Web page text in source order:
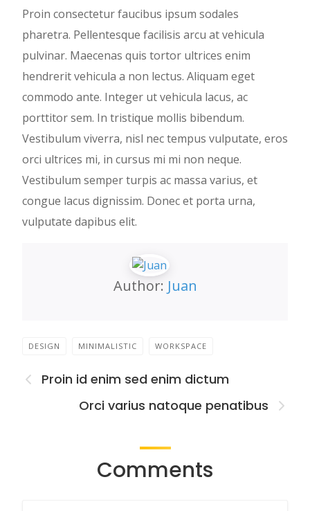
Proin consectetur faucibus ipsum sodales
pharetra. Pellentesque facilisis arcu at vehicula
pulvinar. Maecenas quis tortor ultrices enim
hendrerit vehicula a non lectus. Aliquam eget
commodo ante. Integer ut vehicula lacus, ac
porttitor sem. In tristique mollis bibendum.
Vestibulum viverra, nisl nec tempus vulputate, eros
orci ultrices mi, in cursus mi mi non neque.
Vestibulum semper turpis ac massa varius, et
congue lacus dignissim. Donec et porta urna,
vulputate dapibus elit.
Author: Juan
DESIGN MINIMALISTIC WORKSPACE
Proin id enim sed enim dictum
Orci varius natoque penatibus
Comments